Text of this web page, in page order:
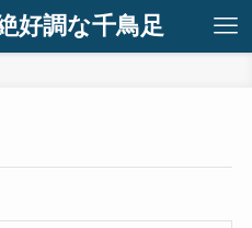
好調な千鳥足